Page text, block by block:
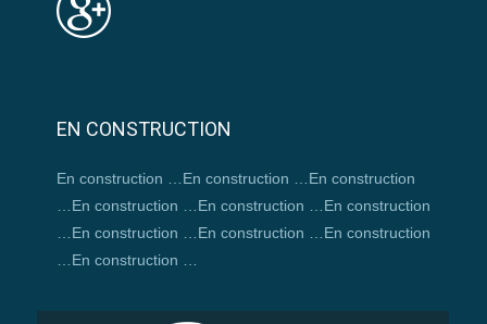
EN CONSTRUCTION
En construction …En construction …En construction
…En construction …En construction …En construction
…En construction …En construction …En construction
…En construction …